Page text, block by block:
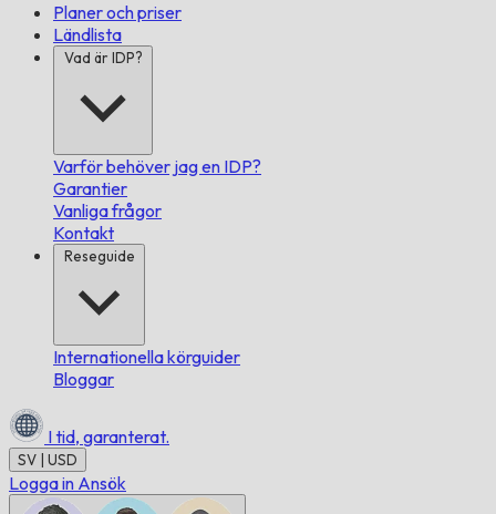
Planer och priser
Ländlista
Vad är IDP?
Varför behöver jag en IDP?
Garantier
Vanliga frågor
Kontakt
Reseguide
Internationella körguider
Bloggar
I tid, garanterat.
SV | USD
Logga in Ansök